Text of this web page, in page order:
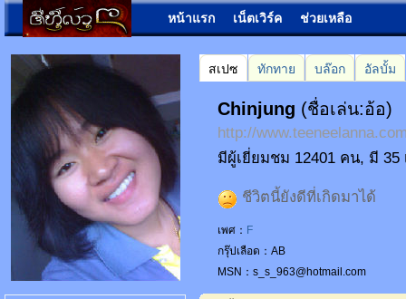
หน้าแรก เน็ตเวิร์ค ช่วยเหลือ
สเปซ ทักทาย บล๊อก อัลบั้ม
Chinjung (ชื่อเล่น:อ้อ)
http://
มีผู้เยี่ยมชม 12401 คน, มี
ชีวิตนี้ยังดีที่เกิดมาได้
เพศ： F
กรุ๊ปเลือด：AB
MSN：s_s_963@hotmail.com